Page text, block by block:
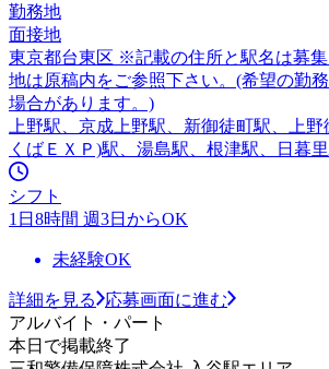
勤務地
面接地
東京都台東区 ※記載の住所と駅名は募
地は原稿内をご参照下さい。(希望の勤
場合があります。)
上野駅、京成上野駅、新御徒町駅、上
くばＥＸＰ)駅、湯島駅、根津駅、日暮
シフト
1日8時間 週3日からOK
未経験OK
詳細を見る
応募画面に進む
アルバイト・パート
本日で掲載終了